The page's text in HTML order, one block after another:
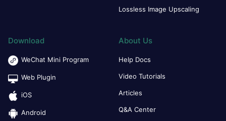
Lossless Image Upscaling
Download
WeChat Mini Program
Web Plugin
iOS
Android
About Us
Help Docs
Video Tutorials
Articles
Q&A Center